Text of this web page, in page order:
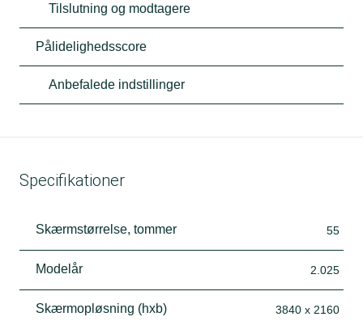
Tilslutning og modtagere
Pålidelighedsscore
Anbefalede indstillinger
Specifikationer
Skærmstørrelse, tommer 55
Modelår 2.025
Skærmopløsning (hxb) 3840 x 2160